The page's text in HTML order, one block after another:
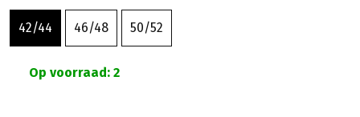
42/44 46/48 50/52
Op voorraad: 2